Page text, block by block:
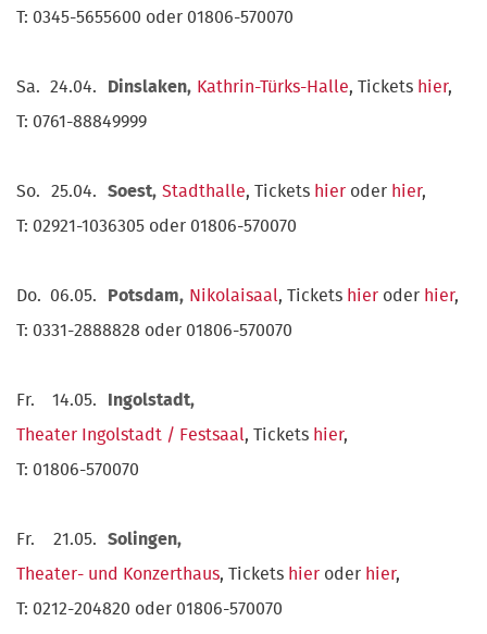
T: 0345-5655600 oder 01806-570070
Sa. 24.04. Dinslaken, Kathrin-Türks-Halle, Tickets hier,
T: 0761-88849999
So. 25.04. Soest, Stadthalle, Tickets hier oder hier,
T: 02921-1036305 oder 01806-570070
Do. 06.05. Potsdam, Nikolaisaal, Tickets hier oder hier,
T: 0331-2888828 oder 01806-570070
Fr. 14.05. Ingolstadt,
Theater Ingolstadt / Festsaal, Tickets hier,
T: 01806-570070
Fr. 21.05. Solingen,
Theater- und Konzerthaus, Tickets hier oder hier,
T: 0212-204820 oder 01806-570070